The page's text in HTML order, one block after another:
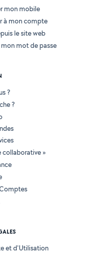
mon mobile
à mon compte
le site web
mot de passe
?
?
collaborative »
et d'Utilisation